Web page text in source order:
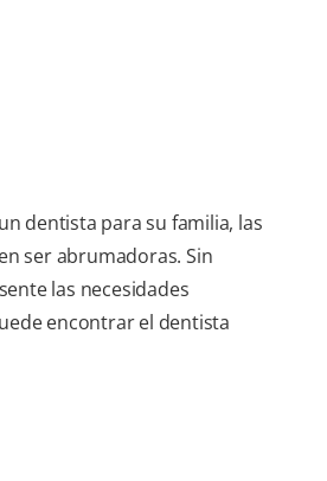
dentista para su familia, las
ser abrumadoras. Sin
las necesidades
encontrar el dentista